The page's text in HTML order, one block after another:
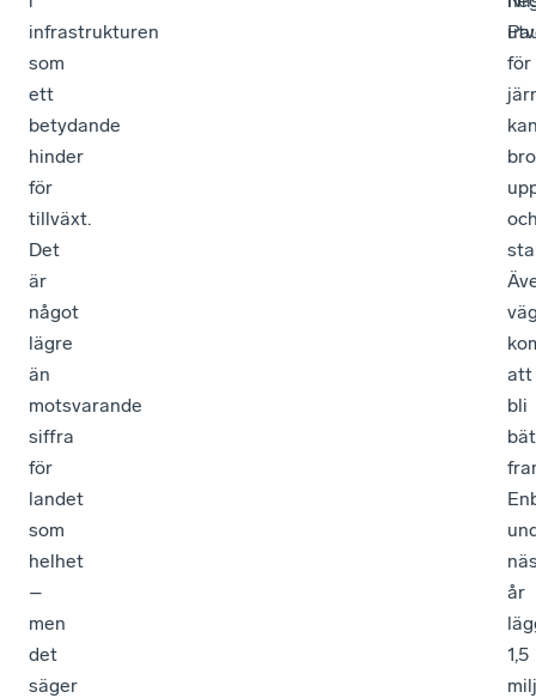
infrastrukturen
som
ett
betydande
hinder
för
tillväxt.
Det
är
något
lägre
än
motsvarande
siffra
för
landet
som
helhet
–
men
det
säger
för
att
bli
år
1,5